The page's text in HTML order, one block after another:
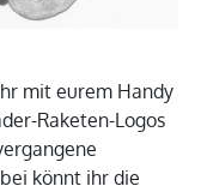
mit eurem Handy
Raketen-Logos
könnt ihr die